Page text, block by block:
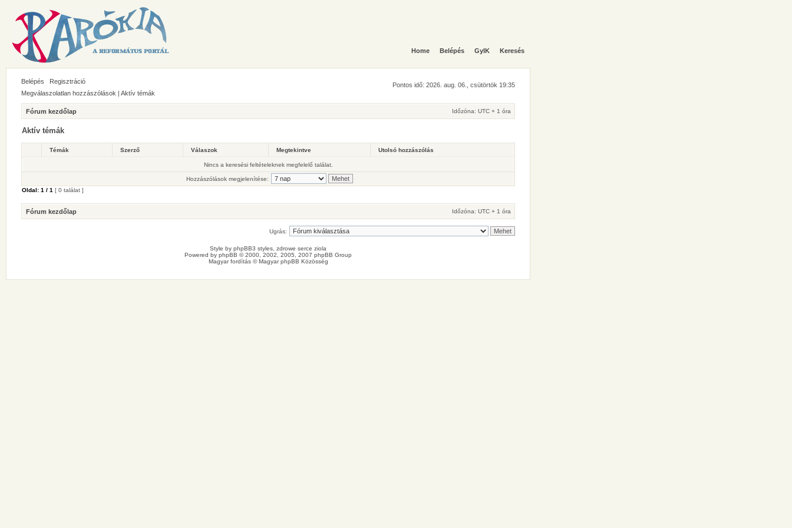
Home Belépés GyIK Keresés
Belépés Regisztráció
Pontos idő: 2026. aug. 06., csütörtök 19:35
Megválaszolatlan hozzászólások | Aktív témák
Fórum kezdőlap Időzóna: UTC + 1 óra
Aktív témák
Témák Szerző Válaszok Megtekintve Utolsó hozzászólás
Nincs a keresési feltételeknek megfelelő találat.
Hozzászólások megjelenítése:
Oldal: 1 / 1 [ 0 találat ]
Fórum kezdőlap Időzóna: UTC + 1 óra
Ugrás:
Style by phpBB3 styles , zdrowe serce ziola
Powered by phpBB © 2000, 2002, 2005, 2007 phpBB Group
Magyar fordítás ©Magyar phpBB Közösség